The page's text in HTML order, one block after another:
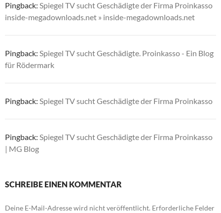
Pingback: Spiegel TV sucht Geschädigte der Firma Proinkasso
inside-megadownloads.net » inside-megadownloads.net
Pingback: Spiegel TV sucht Geschädigte. Proinkasso - Ein Blog
für Rödermark
Pingback: Spiegel TV sucht Geschädigte der Firma Proinkasso
Pingback: Spiegel TV sucht Geschädigte der Firma Proinkasso
| MG Blog
SCHREIBE EINEN KOMMENTAR
Deine E-Mail-Adresse wird nicht veröffentlicht. Erforderliche Felder